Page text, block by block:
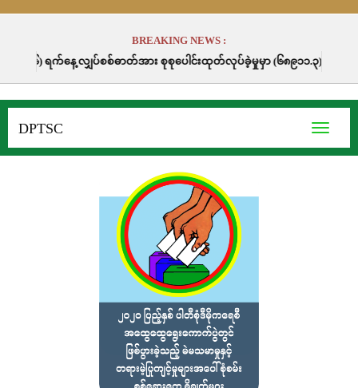
BREAKING NEWS :
ပ်စစ်ဓာတ်အား စုစုပေါင်းထုတ်လုပ်ခဲ့မှုမှာ (၆၈၉၁၁.၃) မဂ္ဂါဝပ်နာရီဖြစ်ပါသည်
Toggle
DPTSC